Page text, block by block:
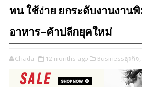
ทน ใช้ง่าย ยกระดับงานงาน
อาหาร–ค้าปลีกยุคใหม่
Chada 12 months ago Businessธุรกิจ,